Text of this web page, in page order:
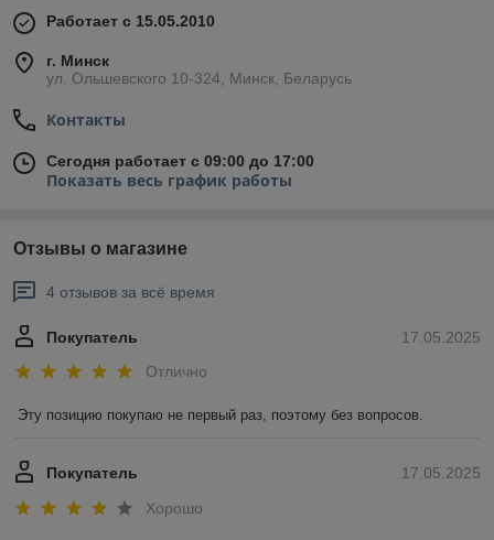
Работает с 15.05.2010
г. Минск
ул. Ольшевского 10-324, Минск, Беларусь
Контакты
Сегодня работает с 09:00 до 17:00
Показать весь график работы
Отзывы о магазине
4 отзывов за всё время
17.05.2025
Покупатель
Отлично
Эту позицию покупаю не первый раз, поэтому без вопросов.
17.05.2025
Покупатель
Хорошо